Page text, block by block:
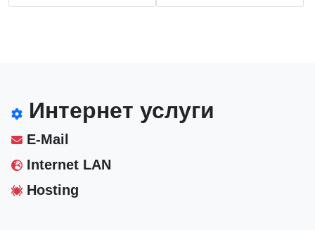
Интернет услуги
E-Mail
Internet LAN
Hosting